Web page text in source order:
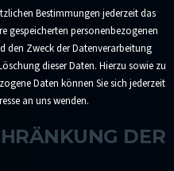
Bestimmungen jederzeit das
gespeicherten personenbezogenen
den Zweck der Datenverarbeitung
dieser Daten. Hierzu sowie zu
Daten können Sie sich jederzeit
an uns wenden.
DER